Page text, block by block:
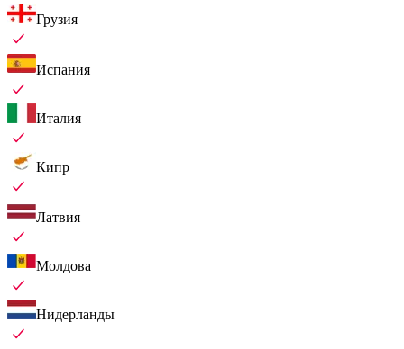
Грузия
Испания
Италия
Кипр
Латвия
Молдова
Нидерланды